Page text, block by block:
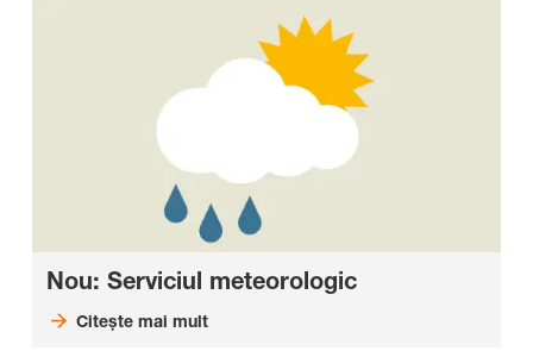
Nou: Serviciul meteorologic
Citeşte mai mult